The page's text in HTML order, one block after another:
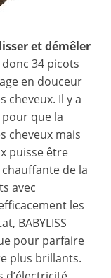
lisser et démêler
donc 34 picots
en douceur
cheveux. Il y a
que la
cheveux mais
puisse être
de la
avec
les
BABYLISS
pour parfaire
plus brillants.